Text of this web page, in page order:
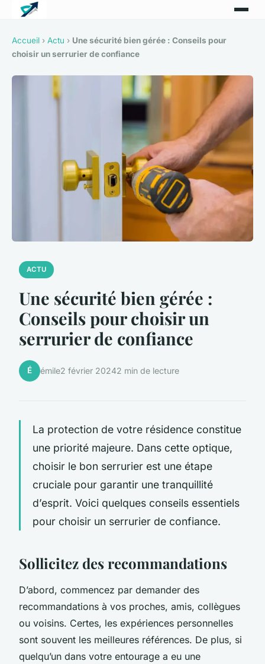
Accueil › Actu › Une sécurité bien gérée : Conseils pour
choisir un serrurier de confiance
ACTU
Une sécurité bien gérée :
Conseils pour choisir un
serrurier de confiance
É émile2 février 20242 min de lecture
La protection de votre résidence constitue
une priorité majeure. Dans cette optique,
choisir le bon serrurier est une étape
cruciale pour garantir une tranquillité
d’esprit. Voici quelques conseils essentiels
pour choisir un serrurier de confiance.
Sollicitez des recommandations
D’abord, commencez par demander des
recommandations à vos proches, amis, collègues
ou voisins. Certes, les expériences personnelles
sont souvent les meilleures références. De plus, si
quelqu’un dans votre entourage a eu une